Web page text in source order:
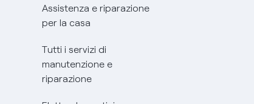
Assistenza e riparazione
per la casa
Tutti i servizi di
manutenzione e
riparazione